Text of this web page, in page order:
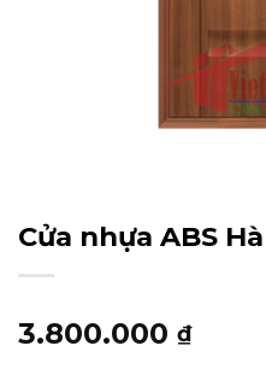
Cửa nhựa ABS
3.800.000 ₫